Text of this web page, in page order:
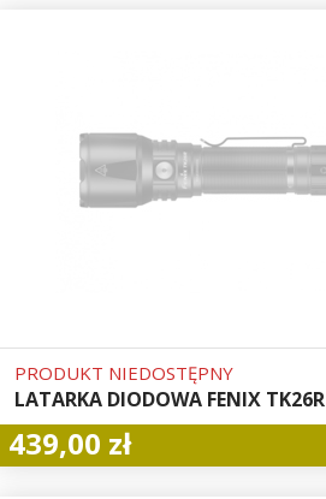
PRODUKT NIEDOSTĘPNY
LATARKA DIODOWA FENIX TK26R
439,00 zł